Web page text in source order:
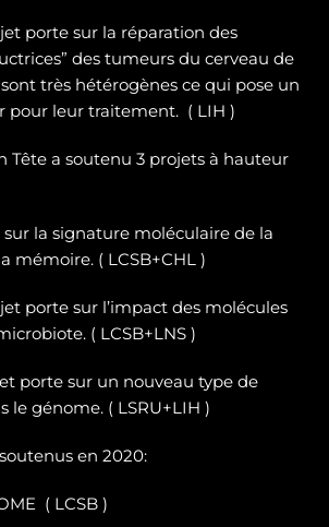
porte sur la réparation des
des tumeurs du cerveau de
très hétérogènes ce qui pose un
pour leur traitement. ( LIH )
Tête a soutenu 3 projets à hauteur
la signature moléculaire de la
mémoire. ( LCSB+CHL )
porte sur l’impact des molécules
( LCSB+LNS )
porte sur un nouveau type de
le génome. ( LSRU+LIH )
en 2020:
( LCSB )